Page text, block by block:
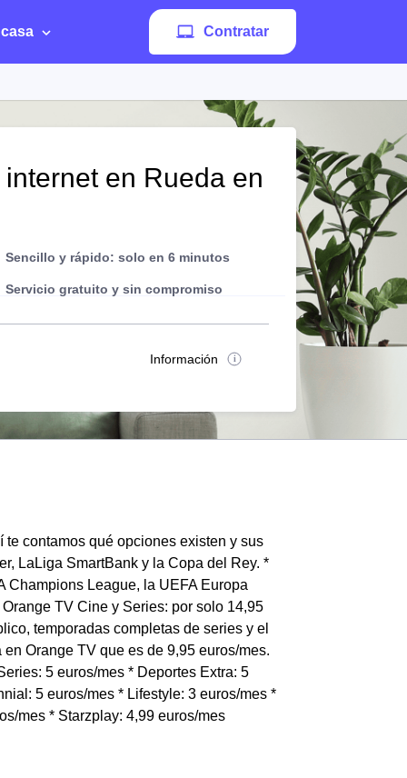
Contratar
en Rueda en
Sencillo y rápido: solo en 6 minutos
Servicio gratuito y sin compromiso
Información
contamos qué opciones existen y sus
LaLiga SmartBank y la Copa del Rey. *
Champions League, la UEFA Europa
TV Cine y Series: por solo 14,95
temporadas completas de series y el
Orange TV que es de 9,95 euros/mes.
5 euros/mes * Deportes Extra: 5
5 euros/mes * Lifestyle: 3 euros/mes *
mes * Starzplay: 4,99 euros/mes